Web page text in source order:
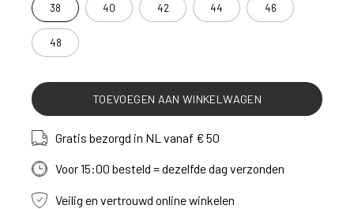
38 40 42 44 46
48
TOEVOEGEN AAN WINKELWAGEN
Gratis bezorgd in NL vanaf € 50
Voor 15:00 besteld = dezelfde dag verzonden
Veilig en vertrouwd online winkelen